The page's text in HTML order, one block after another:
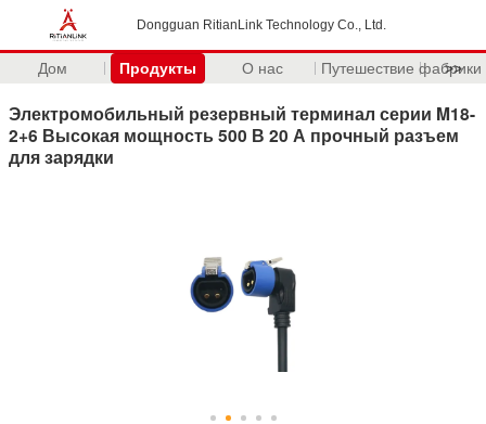
Dongguan RitianLink Technology Co., Ltd.
Дом Продукты О нас Путешествие фабрики
>>
Электромобильный резервный терминал серии M18-
2+6 Высокая мощность 500 В 20 А прочный разъем
для зарядки